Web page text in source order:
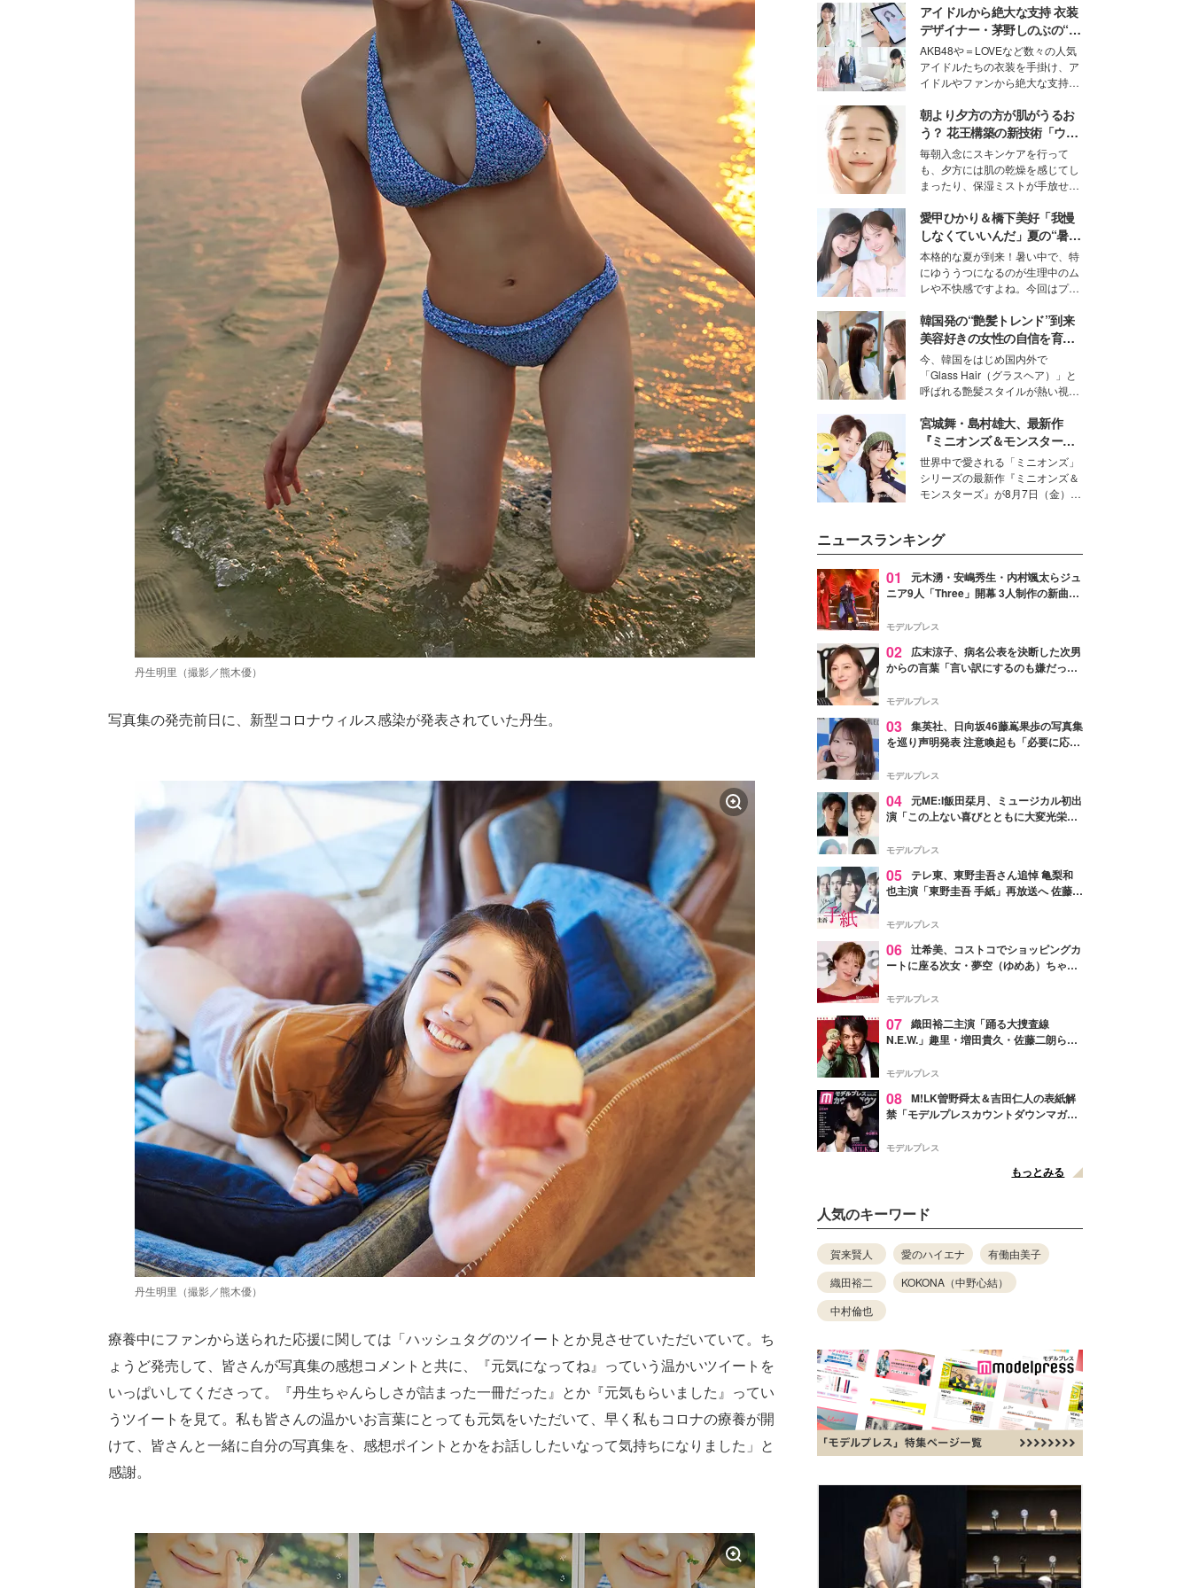
丹生明里（撮影／熊木優）
写真集の発売前日に、新型コロナウィルス感染が発表されていた丹生。
丹生明里（撮影／熊木優）
療養中にファンから送られた応援に関しては「ハッシュタグのツイートとか見させていただいていて。ち
ょうど発売して、皆さんが写真集の感想コメントと共に、『元気になってね』っていう温かいツイートを
いっぱいしてくださって。『丹生ちゃんらしさが詰まった一冊だった』とか『元気もらいました』ってい
うツイートを見て。私も皆さんの温かいお言葉にとっても元気をいただいて、早く私もコロナの療養が開
けて、皆さんと一緒に自分の写真集を、感想ポイントとかをお話ししたいなって気持ちになりました」と
感謝。
アイドルから絶大な支持 衣装
デザイナー・茅野しのぶの“可
愛い”を作る美学＜「シチズン
クロスシー」インタビュー＞
AKB48や＝LOVEなど数々の人気
アイドルたちの衣装を手掛け、ア
イドルやファンから絶大な支持を
取締役兼クリエイティブディレク
ター・茅野しのぶ。一人ひとりの
個性に寄り添い、魅力を引き出す
衣装作りは、多くの女性たちに勇
気と自信を与え続けている。
朝より夕方の方が肌がうるお
う？ 花王構築の新技術「ウォ
ーターキャプチャリングスキ
ン（捕水肌）」がスキンケア
の常識を変える予感
毎朝入念にスキンケアを行って
も、夕方には肌の乾燥を感じてし
まったり、保湿ミストが手放せな
な美容の常識を大きく変える可能
性を秘めた、革新的な「Water
Capturing Skin（ウォーターキャ
プチャリングスキン：捕水肌）」
技術を、花王が構築した。
愛甲ひかり＆橋下美好「我慢
しなくていいんだ」夏の“暑さ
対策”の新しい選択肢とは？
本格的な夏が到来！暑い中で、特
にゆううつになるのが生理中のム
レや不快感ですよね。今回はプラ
モデル・愛甲ひかりさんと橋下美
好さんを迎えて本音で女子会トー
ク。猛暑のお出かけを快適に過ご
すヒントや、2人が感動した夏の
生理の新常識にも迫りました。
韓国発の“艶髪トレンド”到来
美容好きの女性の自信を育む
「ヘアケア事情」って？
今、韓国をはじめ国内外で
「Glass Hair（グラスヘア）」と
呼ばれる艶髪スタイルが熱い視線
ションの完成度を高めるベースと
して、“髪そのものの美しさ”に改
めて注目する人が増えている様
子。今回は、そんな憧れの艶やか
な髪を日常で叶える、美容好きの
女性たちのヘアケア事情を紹介し
宮城舞・島村雄大、最新作
『ミニオンズ＆モンスター
ズ』の魅力熱弁 ハチャメチャ
だけじゃない“友情と絆”に感
動
世界中で愛される「ミニオンズ」
シリーズの最新作『ミニオンズ＆
モンスターズ』が8月7日（金）に
デルの宮城舞と島村雄大の特別対
談をお届け！それぞれの視点か
ら、今作ならではの魅力や予想外
の感動をもたらす奥深いストーリ
た。
ニュースランキング
01
元木湧・安嶋秀生・内村颯太らジュ
ニア9人「Three」開幕 3人制作の新曲＆
進んで夢を掴みたい」【ゲネプロレポ】
モデルプレス
02
広末涼子、病名公表を決断した次男
からの言葉「言い訳にするのも嫌だっ
モデルプレス
03 集英社、日向坂46藤嶌果歩の写真集
を巡り声明発表 注意喚起も「必要に応じ
モデルプレス
04 元ME:I飯田栞月、ミュージカル初出
演「この上ない喜びとともに大変光栄」
ャスト発表
モデルプレス
05 テレ東、東野圭吾さん追悼 亀梨和
也主演「東野圭吾 手紙」再放送へ 佐藤隆
モデルプレス
06 辻希美、コストコでショッピングカ
ートに座る次女・夢空（ゆめあ）ちゃん
ぎ」「成長を感じる」の声
モデルプレス
07 織田裕二主演「踊る大捜査線
N.E.W.」趣里・増田貴久・佐藤二朗ら新
徴する“謎のキーワード”も
モデルプレス
08 M!LK曽野舜太＆吉田仁人の表紙解
禁「モデルプレスカウントダウンマガジ
モデルプレス
もっとみる
人気のキーワード
賀来賢人 愛のハイエナ
有働由美子
織田裕二
KOKONA（中野心結）
中村倫也